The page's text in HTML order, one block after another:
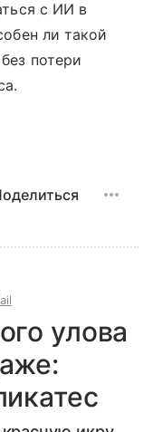
с ИИ в
ли такой
потери
улова